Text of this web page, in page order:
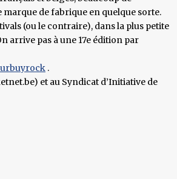
de fabrique en quelque sorte.
(ou le contraire), dans la plus petite
arrive pas à une 17e édition par
.
et au Syndicat d’Initiative de